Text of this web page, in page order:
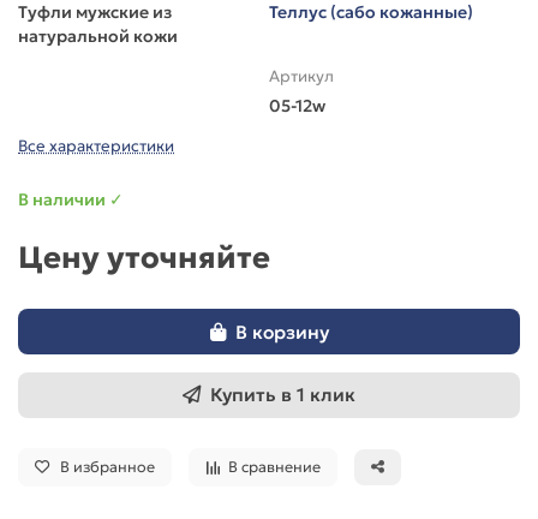
Туфли мужские из
натуральной кожи
Теллус (сабо кожанные)
Артикул
05-12w
Все характеристики
В наличии ✓
Цену уточняйте
В корзину
Купить в 1 клик
В избранное В сравнение